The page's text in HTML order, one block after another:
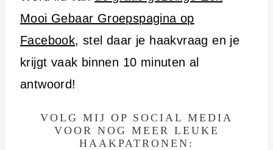
Mooi Gebaar Groepspagina op
Facebook, stel daar je haakvraag en je
krijgt vaak binnen 10 minuten al
antwoord!
VOLG MIJ OP SOCIAL MEDIA
VOOR NOG MEER LEUKE
HAAKPATRONEN: